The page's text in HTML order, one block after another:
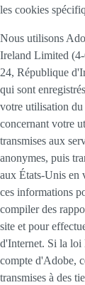
les cookies
Nous utilisons
Ireland Limited
24, République
qui sont
votre utilisation du
concernant votre
transmises aux
anonymes, puis
aux États-Unis en
ces informations
compiler des
site et pour
d'Internet. Si la loi
compte d'Adobe,
transmises à des